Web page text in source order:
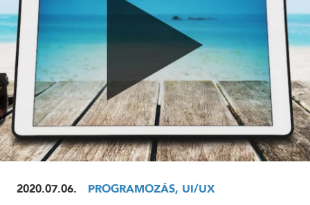
2020.07.06. PROGRAMOZÁS, UI/UX